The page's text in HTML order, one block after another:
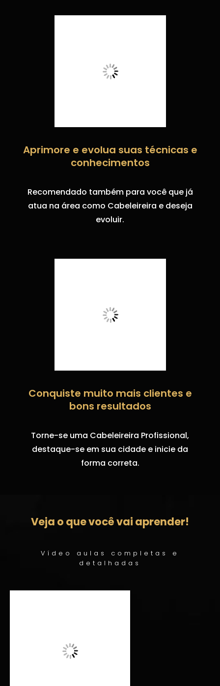
Aprimore e evolua suas técnicas e
conhecimentos
Recomendado também para você que já
atua na área como Cabeleireira e deseja
evoluir.
Conquiste muito mais clientes e
bons resultados
Torne-se uma Cabeleireira Profissional,
destaque-se em sua cidade e inicie da
forma correta.
Veja o que você vai aprender!
Vídeo aulas completas e
detalhadas